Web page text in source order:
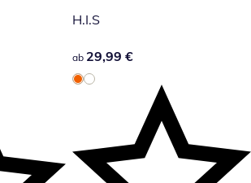
H.I.S
29,99 €
ab 29,99 €